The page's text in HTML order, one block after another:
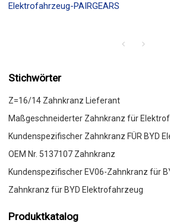
Elektrofahrzeug-PAIRGEARS
Stichwörter
Z=16/14 Zahnkranz Lieferant
Maßgeschneiderter Zahnkranz für
Kundenspezifischer Zahnkranz FÜR BYD
OEM Nr. 5137107 Zahnkranz
Kundenspezifischer EV06-Zahnkranz für
Zahnkranz für BYD Elektrofahrzeug
Produktkatalog